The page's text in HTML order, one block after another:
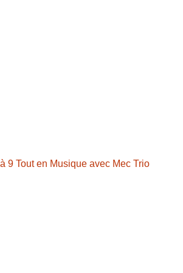
9 Tout en Musique avec Mec Trio